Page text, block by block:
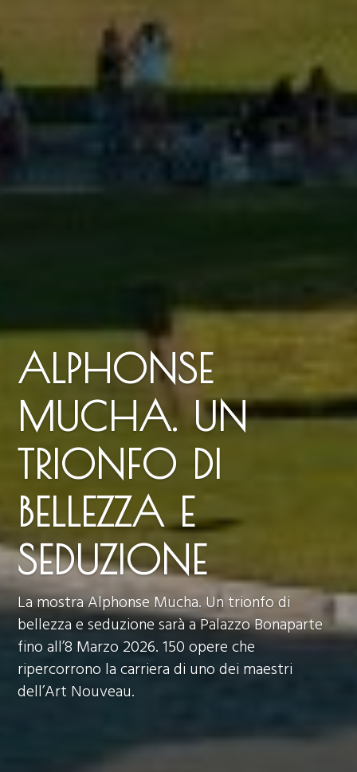
ALPHONSE
MUCHA. UN
TRIONFO DI
BELLEZZA E
SEDUZIONE
La mostra Alphonse Mucha. Un trionfo di
bellezza e seduzione sarà a Palazzo Bonaparte
fino all’8 Marzo 2026. 150 opere che
ripercorrono la carriera di uno dei maestri
dell’Art Nouveau.